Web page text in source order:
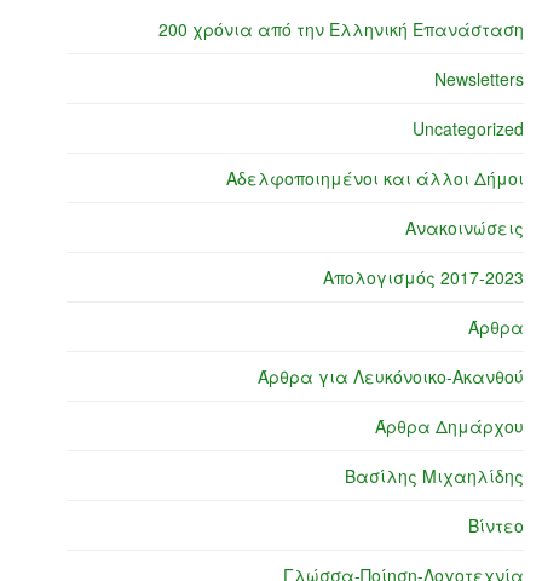
200 χρόνια από την Ελληνική Επανάσταση
Newsletters
Uncategorized
Αδελφοποιημένοι και άλλοι Δήμοι
Ανακοινώσεις
Απολογισμός 2017-2023
Άρθρα
Άρθρα για Λευκόνοικο-Ακανθού
Άρθρα Δημάρχου
Βασίλης Μιχαηλίδης
Βίντεο
Γλώσσα-Ποίηση-Λογοτεχνία